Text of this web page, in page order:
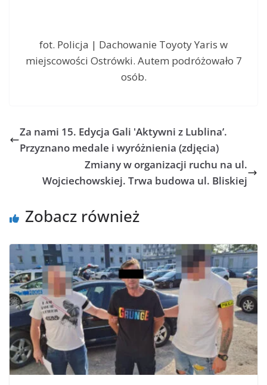
fot. Policja | Dachowanie Toyoty Yaris w
miejscowości Ostrówki. Autem podróżowało 7
osób.
Za nami 15. Edycja Gali 'Aktywni z Lublina’.
Przyznano medale i wyróżnienia (zdjęcia)
Zmiany w organizacji ruchu na ul.
Wojciechowskiej. Trwa budowa ul. Bliskiej
Zobacz również